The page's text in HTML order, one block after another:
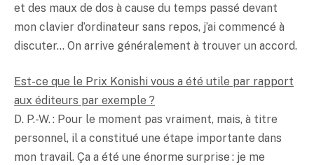
et des maux de dos à cause du temps passé devant
mon clavier d’ordinateur sans repos, j’ai commencé à
discuter… On arrive généralement à trouver un accord.
Est-ce que le Prix Konishi vous a été utile par rapport
aux éditeurs par exemple ?
D. P.-W. : Pour le moment pas vraiment, mais, à titre
personnel, il a constitué une étape importante dans
mon travail. Ça a été une énorme surprise : je me